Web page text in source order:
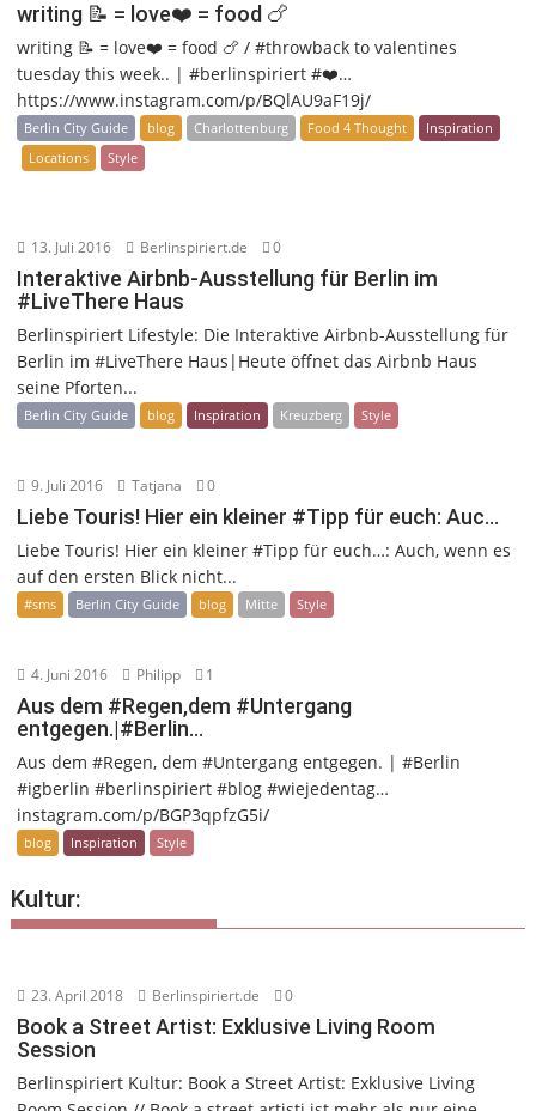
writing 📝 = love❤️ = food 🍗
writing 📝 = love❤️ = food 🍗 / #throwback to valentines
tuesday this week.. | #berlinspiriert #❤️…
https://www.instagram.com/p/BQlAU9aF19j/
Berlin City Guide blog Charlottenburg Food 4 Thought
Inspiration
Locations
Style
13. Juli 2016 Berlinspiriert.de 0
Interaktive Airbnb-Ausstellung für Berlin im
#LiveThere Haus
Berlinspiriert Lifestyle: Die Interaktive Airbnb-Ausstellung für
Berlin im #LiveThere Haus|Heute öffnet das Airbnb Haus
seine Pforten...
Berlin City Guide blog Inspiration Kreuzberg Style
9. Juli 2016 Tatjana 0
Liebe Touris! Hier ein kleiner #Tipp für euch: Auc…
Liebe Touris! Hier ein kleiner #Tipp für euch…: Auch, wenn es
auf den ersten Blick nicht...
#sms Berlin City Guide blog Mitte Style
4. Juni 2016 Philipp 1
Aus dem #Regen,dem #Untergang
entgegen.|#Berlin…
Aus dem #Regen, dem #Untergang entgegen. | #Berlin
#igberlin #berlinspiriert #blog #wiejedentag…
instagram.com/p/BGP3qpfzG5i/
blog Inspiration Style
Kultur:
23. April 2018 Berlinspiriert.de 0
Book a Street Artist: Exklusive Living Room
Session
Berlinspiriert Kultur: Book a Street Artist: Exklusive Living